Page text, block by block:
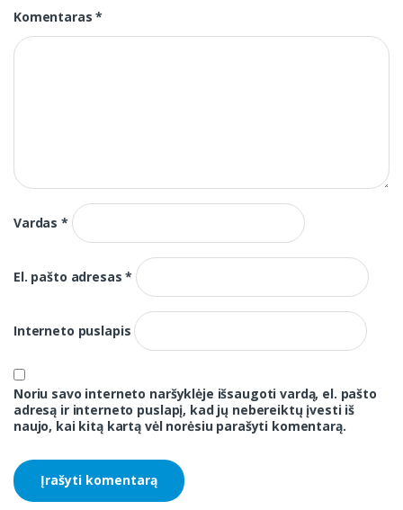
Komentaras*
Vardas*
El. pašto adresas*
Interneto puslapis
Noriu savo interneto naršyklėje išsaugoti vardą, el. pašto
adresą ir interneto puslapį, kad jų nebereiktų įvesti iš
naujo, kai kitą kartą vėl norėsiu parašyti komentarą.